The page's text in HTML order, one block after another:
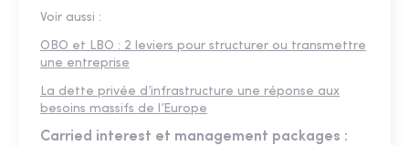
Voir aussi :
OBO et LBO : 2 leviers pour structurer ou transmettre
une entreprise
La dette privée d’infrastructure une réponse aux
besoins massifs de l’Europe
Carried interest et management packages :